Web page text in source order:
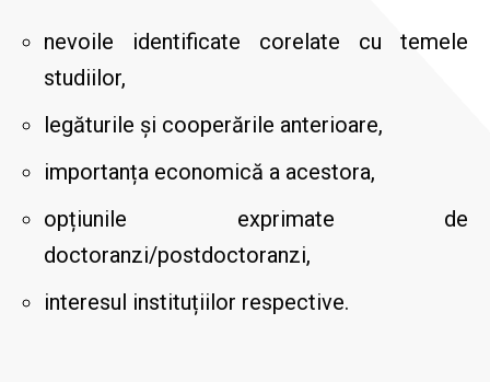
nevoile identificate corelate cu temele
studiilor,
legăturile și cooperările anterioare,
importanța economică a acestora,
opțiunile exprimate de
doctoranzi/postdoctoranzi,
interesul instituțiilor respective.